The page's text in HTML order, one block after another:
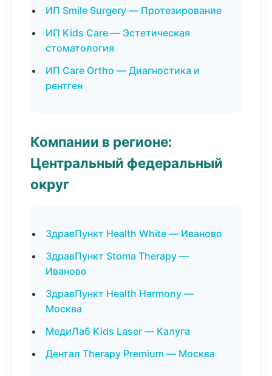
ИП Smile Surgery — Протезирование
ИП Kids Care — Эстетическая
стоматология
ИП Care Ortho — Диагностика и
рентген
Компании в регионе:
Центральный федеральный
округ
ЗдравПункт Health White — Иваново
ЗдравПункт Stoma Therapy —
Иваново
ЗдравПункт Health Harmony —
Москва
МедиЛаб Kids Laser — Калуга
Дентал Therapy Premium — Москва